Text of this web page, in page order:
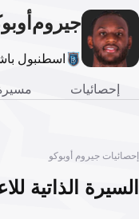
جيروم
اسطنبول
إحصائيات
إحصائيات جيروم أوبوكو
السيرة الذاتية